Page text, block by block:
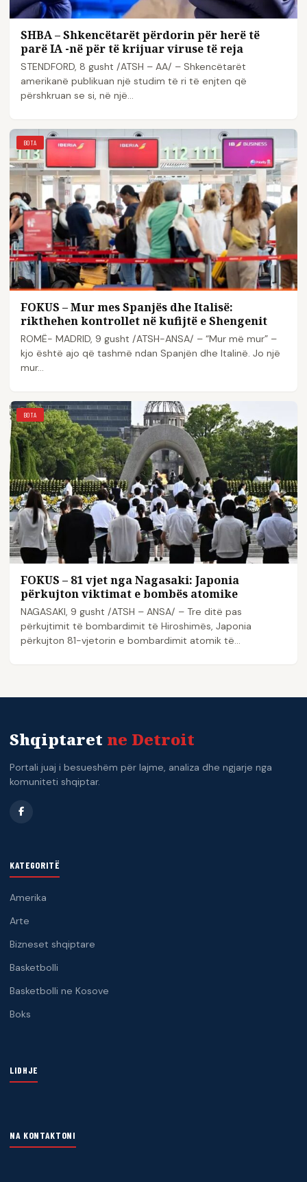
SHBA – Shkencëtarët përdorin për herë të
parë IA -në për të krijuar viruse të reja
STENDFORD, 8 gusht /ATSH – AA/ – Shkencëtarët
amerikanë publikuan një studim të ri të enjten që
përshkruan se si, në një…
BOTA
FOKUS – Mur mes Spanjës dhe Italisë:
rikthehen kontrollet në kufijtë e Shengenit
ROMË- MADRID, 9 gusht /ATSH-ANSA/ – “Mur më mur” –
kjo është ajo që tashmë ndan Spanjën dhe Italinë. Jo një
mur…
BOTA
FOKUS – 81 vjet nga Nagasaki: Japonia
përkujton viktimat e bombës atomike
NAGASAKI, 9 gusht /ATSH – ANSA/ – Tre ditë pas
përkujtimit të bombardimit të Hiroshimës, Japonia
përkujton 81-vjetorin e bombardimit atomik të…
Shqiptaret ne Detroit
Portali juaj i besueshëm për lajme, analiza dhe ngjarje nga
komuniteti shqiptar.
KATEGORITË
Amerika
Arte
Bizneset shqiptare
Basketbolli
Basketbolli ne Kosove
Boks
LIDHJE
NA KONTAKTONI